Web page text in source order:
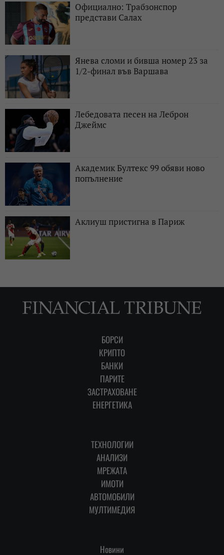
Официално: Трабзонспор
представи Салах
Янева сломи и бивша номер 23 за
1/2-финал във Варшава
Лебедовата песен на Леброн
Джеймс
Академик Бултекс 99 обяви ново
попълнение
Аклиуш пристигна в Париж
БОРСИ
КРИПТО
БАНКИ
ПАРИТЕ
ЗАСТРАХОВАНЕ
ЕНЕРГЕТИКА
ТЕХНОЛОГИИ
АНАЛИЗИ
МРЕЖАТА
ИМОТИ
АВТОМОБИЛИ
МУЛТИМЕДИЯ
Новини